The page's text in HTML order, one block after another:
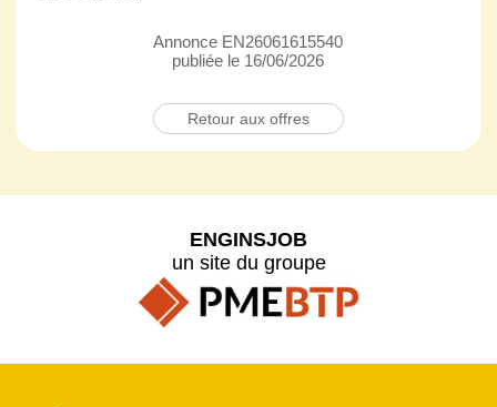
Annonce EN26061615540
publiée le 16/06/2026
Retour aux offres
ENGINSJOB
un site du groupe